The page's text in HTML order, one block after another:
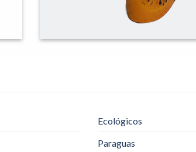
Ecológicos
Paraguas